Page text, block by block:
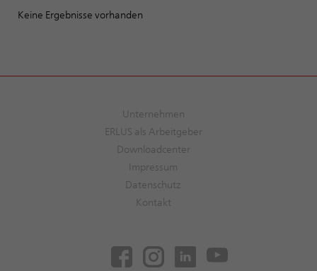
Keine Ergebnisse vorhanden
Unternehmen
ERLUS als Arbeitgeber
Downloadcenter
Impressum
Datenschutz
Kontakt